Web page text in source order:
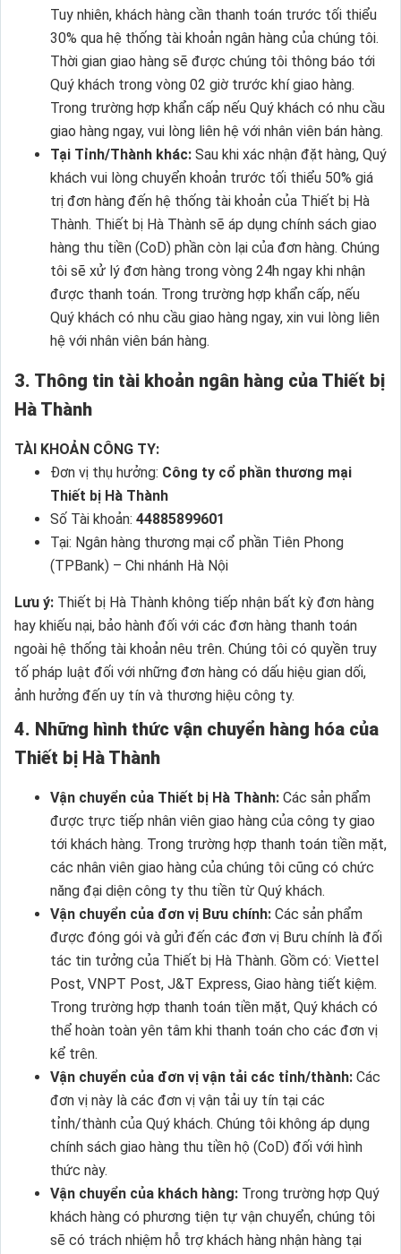
Tuy nhiên, khách hàng cần thanh toán trước tối thiểu
30% qua hệ thống tài khoản ngân hàng của chúng tôi.
Thời gian giao hàng sẽ được chúng tôi thông báo tới
Quý khách trong vòng 02 giờ trước khí giao hàng.
Trong trường hợp khẩn cấp nếu Quý khách có nhu cầu
giao hàng ngay, vui lòng liên hệ với nhân viên bán hàng.
Tại Tỉnh/Thành khác: Sau khi xác nhận đặt hàng, Quý
khách vui lòng chuyển khoản trước tối thiểu 50% giá
trị đơn hàng đến hệ thống tài khoản của Thiết bị Hà
Thành. Thiết bị Hà Thành sẽ áp dụng chính sách giao
hàng thu tiền (CoD) phần còn lại của đơn hàng. Chúng
tôi sẽ xử lý đơn hàng trong vòng 24h ngay khi nhận
được thanh toán. Trong trường hợp khẩn cấp, nếu
Quý khách có nhu cầu giao hàng ngay, xin vui lòng liên
hệ với nhân viên bán hàng.
3. Thông tin tài khoản ngân hàng của Thiết bị
Hà Thành
TÀI KHOẢN CÔNG TY:
Đơn vị thụ hưởng: Công ty cổ phần thương mại
Thiết bị Hà Thành
Số Tài khoản: 44885899601
Tại: Ngân hàng thương mại cổ phần Tiên Phong
(TPBank) – Chi nhánh Hà Nội
Lưu ý: Thiết bị Hà Thành không tiếp nhận bất kỳ đơn hàng
hay khiếu nại, bảo hành đối với các đơn hàng thanh toán
ngoài hệ thống tài khoản nêu trên. Chúng tôi có quyền truy
tố pháp luật đối với những đơn hàng có dấu hiệu gian dối,
ảnh hưởng đến uy tín và thương hiệu công ty.
4. Những hình thức vận chuyển hàng hóa của
Thiết bị Hà Thành
Vận chuyển của Thiết bị Hà Thành: Các sản phẩm
được trực tiếp nhân viên giao hàng của công ty giao
tới khách hàng. Trong trường hợp thanh toán tiền mặt,
các nhân viên giao hàng của chúng tôi cũng có chức
năng đại diện công ty thu tiền từ Quý khách.
Vận chuyển của đơn vị Bưu chính: Các sản phẩm
được đóng gói và gửi đến các đơn vị Bưu chính là đối
tác tin tưởng của Thiết bị Hà Thành. Gồm có: Viettel
Post, VNPT Post, J&T Express, Giao hàng tiết kiệm.
Trong trường hợp thanh toán tiền mặt, Quý khách có
thể hoàn toàn yên tâm khi thanh toán cho các đơn vị
kể trên.
Vận chuyển của đơn vị vận tải các tỉnh/thành: Các
đơn vị này là các đơn vị vận tải uy tín tại các
tỉnh/thành của Quý khách. Chúng tôi không áp dụng
chính sách giao hàng thu tiền hộ (CoD) đối với hình
thức này.
Vận chuyển của khách hàng: Trong trường hợp Quý
khách hàng có phương tiện tự vận chuyển, chúng tôi
sẽ có trách nhiệm hỗ trợ khách hàng nhận hàng tại